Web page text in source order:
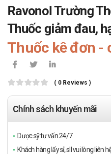
Ravonol Trường
Thuốc giảm đau,
Thuốc kê đơn -
( 0 Reviews )
Chính sách khuyến mãi
Dược sỹ tư vấn 24/7.
Khách hàng lấy sỉ, sll vui lòng liên